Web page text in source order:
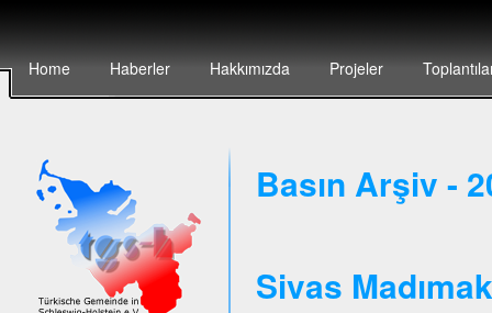
Home Haberler Hakkımızda Projeler
Basın Arşiv -
Sivas